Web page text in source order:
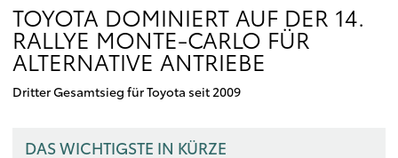
TOYOTA DOMINIERT AUF DER 14.
RALLYE MONTE-CARLO FÜR
ALTERNATIVE ANTRIEBE
Dritter Gesamtsieg für Toyota seit 2009
DAS WICHTIGSTE IN KÜRZE